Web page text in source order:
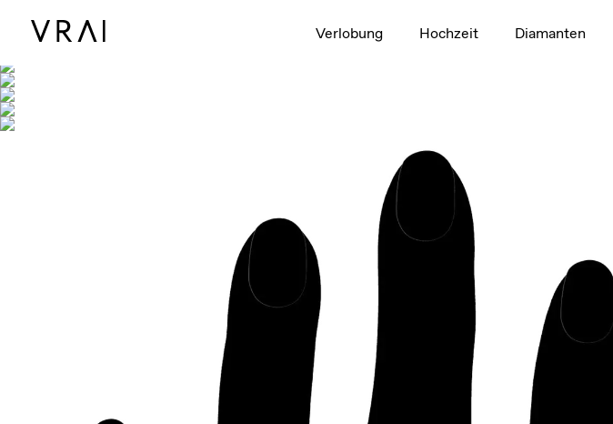
Verlobung Hochzeit Diamanten